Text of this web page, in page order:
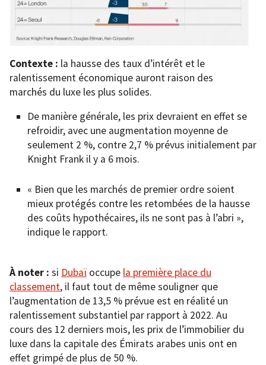
Contexte : la hausse des taux d’intérêt et le
ralentissement économique auront raison des
marchés du luxe les plus solides.
De manière générale, les prix devraient en effet se
refroidir, avec une augmentation moyenne de
seulement 2 %, contre 2,7 % prévus initialement par
Knight Frank il y a 6 mois.
« Bien que les marchés de premier ordre soient
mieux protégés contre les retombées de la hausse
des coûts hypothécaires, ils ne sont pas à l’abri »,
indique le rapport.
À noter : si Dubaï occupe la première place du
classement, il faut tout de même souligner que
l’augmentation de 13,5 % prévue est en réalité un
ralentissement substantiel par rapport à 2022. Au
cours des 12 derniers mois, les prix de l’immobilier du
luxe dans la capitale des Émirats arabes unis ont en
effet grimpé de plus de 50 %.